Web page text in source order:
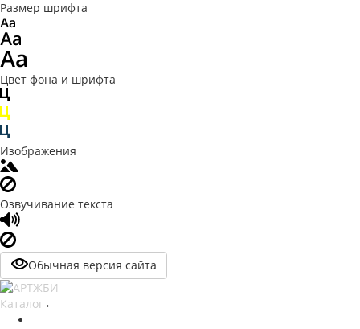
Размер шрифта
Цвет фона и шрифта
Изображения
Озвучивание текста
Обычная версия сайта
Каталог